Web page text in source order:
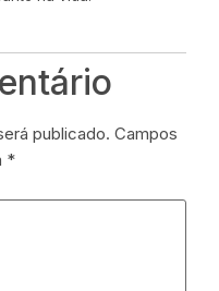
publicado. Campos
*